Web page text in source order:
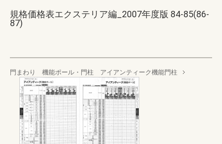
規格価格表エクステリア編_2007年度版 84-85(86-
87)
門まわり 機能ポール・門柱 アイアンティーク機能門柱